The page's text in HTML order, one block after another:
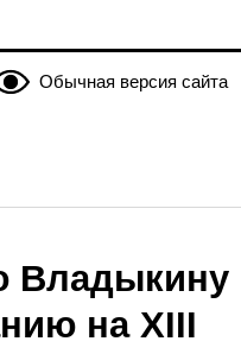
Обычная версия сайта
Владыкину
на XIII